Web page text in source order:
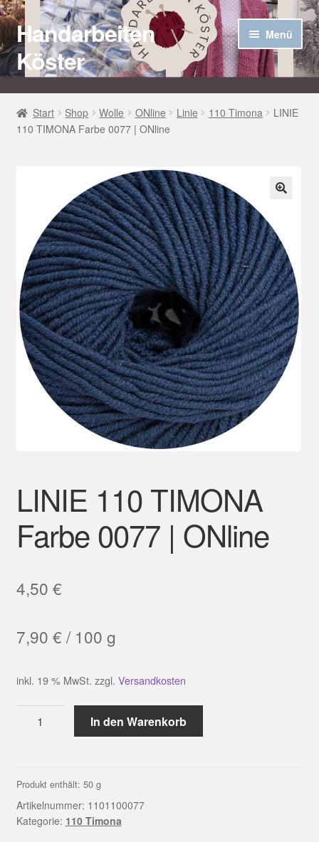
Zur
Navigation
springen
Zum
Inhalt
springen
Handarbeiten
Köster
Menü
Startseite
Über uns
Häkel Techniken
Shop
Kasse
Mein Konto
Start Shop Wolle ONline Linie 110 Timona
LINIE
110 TIMONA Farbe 0077 | ONline
LINIE 110 TIMONA
Farbe 0077 | ONline
4,50 €
7,90 € / 100 g
inkl. 19 % MwSt. zzgl. Versandkosten
0077
|
ONline
In den Warenkorb
Produkt enthält: 50 g
Artikelnummer: 1101100077
Kategorie: 110 Timona